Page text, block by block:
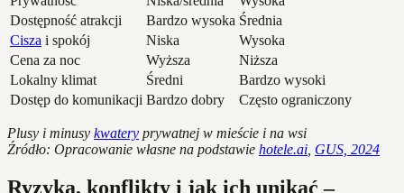
Dostępność atrakcji
Bardzo wysoka Średnia
Cisza i spokój Niska
Wysoka
Cena za noc
Wyższa
Niższa
Lokalny klimat
Średni
Bardzo wysoki
Dostęp do komunikacji Bardzo dobry Często ograniczony
Plusy i minusy kwatery prywatnej w mieście i na wsi
Źródło: Opracowanie własne na podstawie hotele.ai GUS, 2024
Ryzyka, konflikty i jak ich unikać –